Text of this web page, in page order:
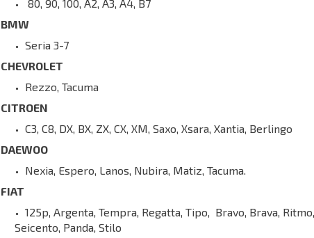
80, 90, 100, A2, A3, A4, B7
BMW
Seria 3-7
CHEVROLET
Rezzo, Tacuma
CITROEN
C3, C8, DX, BX, ZX, CX, XM, Saxo, Xsara, Xantia, Berlingo
DAEWOO
Nexia, Espero, Lanos, Nubira, Matiz, Tacuma.
FIAT
125p, Argenta, Tempra, Regatta, Tipo, Bravo, Brava,
Seicento, Panda, Stilo